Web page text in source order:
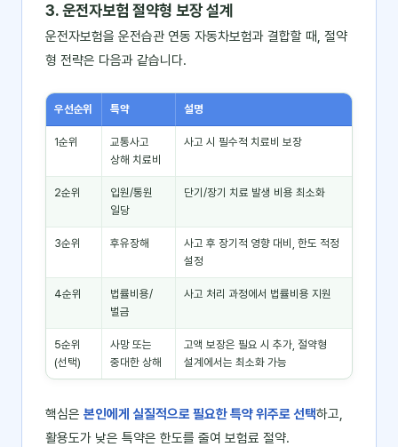
3. 운전자보험 절약형 보장 설계
운전자보험을 운전습관 연동 자동차보험과 결합할 때, 절약
형 전략은 다음과 같습니다.
우선순위 특약 설명
1순위
교통사고
상해 치료비
사고 시 필수적 치료비 보장
2순위
입원/통원
일당
단기/장기 치료 발생 비용 최소화
3순위 후유장해
사고 후 장기적 영향 대비, 한도 적정
설정
4순위
법률비용/
벌금
사고 처리 과정에서 법률비용 지원
5순위
(선택)
사망 또는
중대한 상해
고액 보장은 필요 시 추가, 절약형
설계에서는 최소화 가능
핵심은 본인에게 실질적으로 필요한 특약 위주로 선택하고,
활용도가 낮은 특약은 한도를 줄여 보험료 절약.